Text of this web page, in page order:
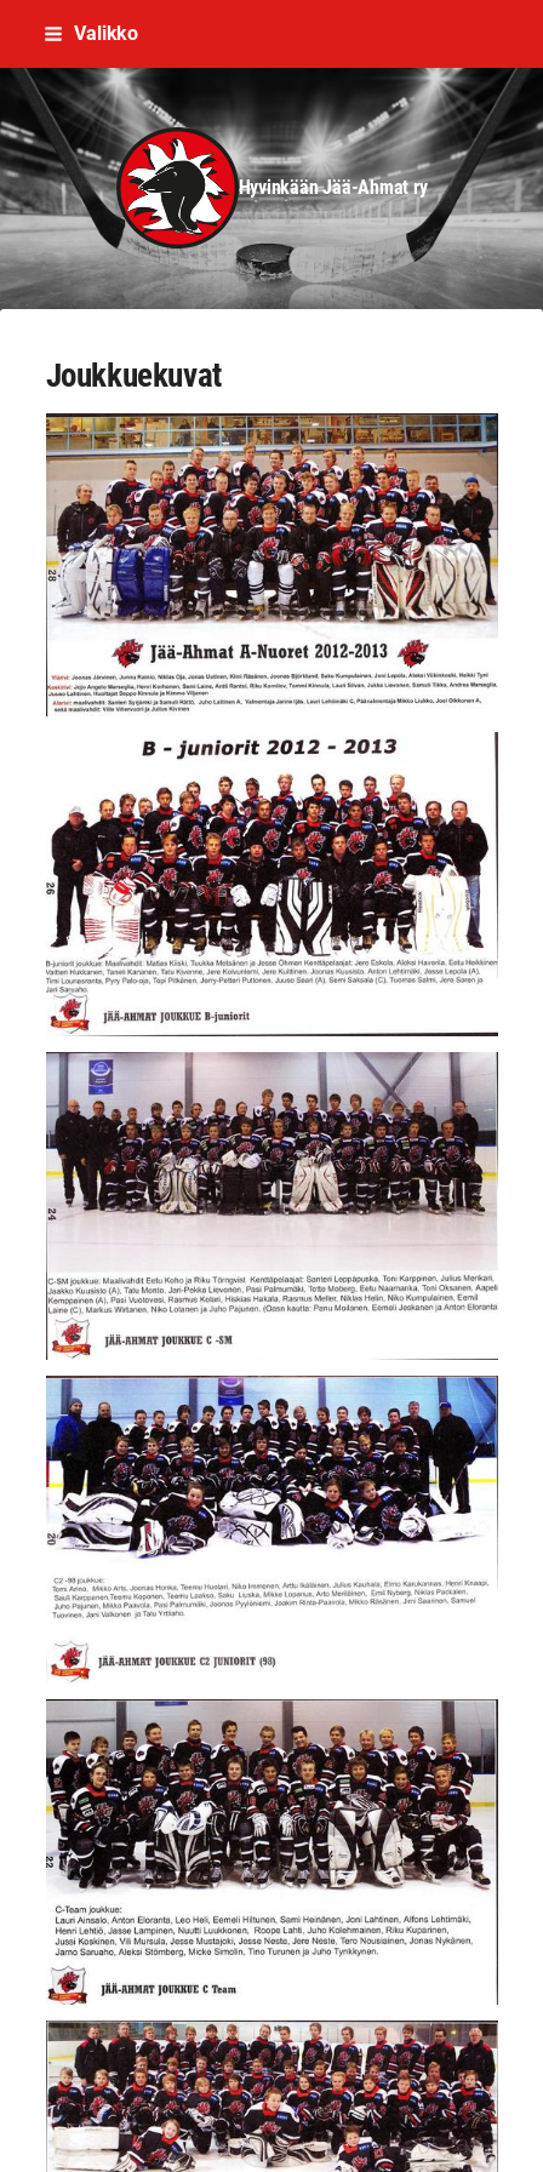
Siirry
sisältöön
Valikko
Hyvinkään Jää-Ahmat ry
Joukkuekuvat